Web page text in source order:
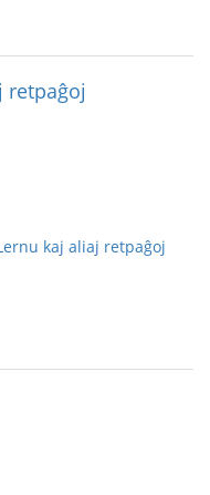
retpaĝoj
kaj aliaj retpaĝoj